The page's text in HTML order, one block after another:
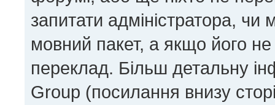
запитати адміністратора,
мовний пакет, а якщо його
переклад. Більш детальну
Group (посилання внизу